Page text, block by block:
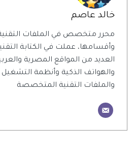
خالد عاصم
محرر متخصص في الملفات
العديد من المواقع المصرية
والهواتف الذكية وأنظمة التشغيل
والملفات التقنية المتخصصة